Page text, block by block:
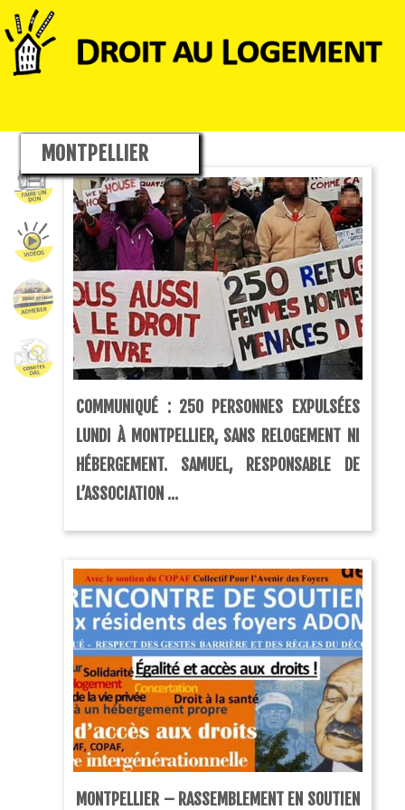
MONTPELLIER
COMMUNIQUÉ : 250 PERSONNES EXPULSÉES
LUNDI À MONTPELLIER, SANS RELOGEMENT NI
HÉBERGEMENT. SAMUEL, RESPONSABLE DE
L’ASSOCIATION ...
MONTPELLIER – RASSEMBLEMENT EN SOUTIEN